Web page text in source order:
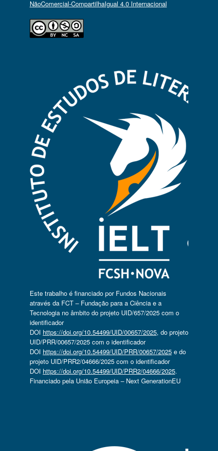
NãoComercial-CompartilhaIgual 4.0 Internacional
Este trabalho é financiado por Fundos Nacionais
através da FCT – Fundação para a Ciência e a
Tecnologia no âmbito do projeto UID/657/2025 com o
identificador
DOI https://doi.org/10.54499/UID/00657/2025, do projeto
UID/PRR/00657/2025 com o identificador
DOI https://doi.org/10.54499/UID/PRR/00657/2025e do
projeto UID/PRR2/04666/2025 com o identificador
DOI https://doi.org/10.54499/UID/PRR2/04666/2025.
Financiado pela União Europeia – Next GenerationEU